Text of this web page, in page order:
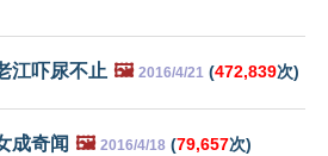
江吓尿不止 🖼️ 2016/4/21 (472,839次)
成奇闻 🖼️ 2016/4/18 (79,657次)